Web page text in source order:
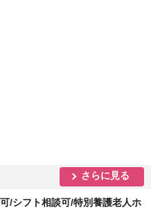
さらに見る
/シフト相談可/特別養護老人ホ